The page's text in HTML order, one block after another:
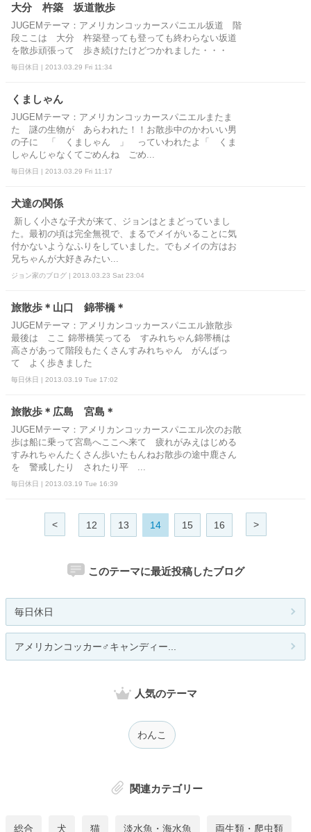
大分 杵築 坂道散歩
JUGEMテーマ：アメリカンコッカースパニエル坂道 階
段ここは 大分 杵築登っても登っても終わらない坂道
を散歩頑張って 歩き続けたけどつかれました・・・
毎日休日 | 2013.03.29 Fri 11:34
くましゃん
JUGEMテーマ：アメリカンコッカースパニエルまたま
た 謎の生物が あらわれた！！お散歩中のかわいい男
の子に 「 くましゃん 」 っていわれたよ「 くま
しゃんじゃなくてごめんね ごめ...
毎日休日 | 2013.03.29 Fri 11:17
犬達の関係
新しく小さな子犬が来て、ジョンはとまどっていまし
た。最初の頃は完全無視で、まるでメイがいることに気
付かないようなふりをしていました。でもメイの方はお
兄ちゃんが大好きみたい...
ジョン家のブログ | 2013.03.23 Sat 23:04
旅散歩＊山口 錦帯橋＊
JUGEMテーマ：アメリカンコッカースパニエル旅散歩
最後は ここ 錦帯橋笑ってる すみれちゃん錦帯橋は
高さがあって階段もたくさんすみれちゃん がんばっ
て よく歩きました
毎日休日 | 2013.03.19 Tue 17:02
旅散歩＊広島 宮島＊
JUGEMテーマ：アメリカンコッカースパニエル次のお散
歩は船に乗って宮島へここへ来て 疲れがみえはじめる
すみれちゃんたくさん歩いたもんねお散歩の途中鹿さん
を 警戒したり されたり平 ...
毎日休日 | 2013.03.19 Tue 16:39
< 12 13 14 15 16 >
このテーマに最近投稿したブログ
毎日休日
アメリカンコッカー♂キャンディー...
人気のテーマ
わんこ
関連カテゴリー
総合 犬 猫 淡水魚・海水魚 両生類・爬虫類